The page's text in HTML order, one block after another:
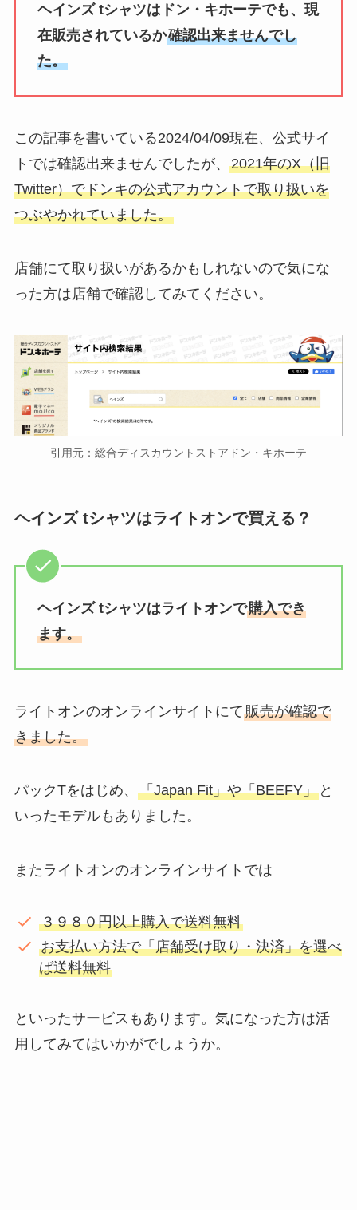
ヘインズ tシャツはドン・キホーテでも、現
在販売されているか確認出来ませんでし
た。
この記事を書いている2024/04/09現在、公式サイ
トでは確認出来ませんでしたが、 2021年のX（旧
Twitter）でドンキの公式アカウントで取り扱いを
つぶやかれていました。
店舗にて取り扱いがあるかもしれないので気にな
った方は店舗で確認してみてください。
引用元：総合ディスカウントストアドン・キホーテ
ヘインズ tシャツはライトオンで買える？
ヘインズ tシャツはライトオンで購入でき
ます。
ライトオンのオンラインサイトにて販売が確認で
きました。
パックTをはじめ、 「Japan Fit」や「BEEFY」と
いったモデルもありました。
またライトオンのオンラインサイトでは
３９８０円以上購入で送料無料
お支払い方法で「店舗受け取り・決済」を選べ
ば送料無料
といったサービスもあります。気になった方は活
用してみてはいかがでしょうか。